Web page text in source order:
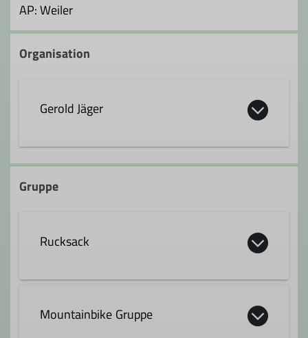
AP: Weiler
Organisation
Gerold Jäger
gerold.jaeger@dav-fn.de
Gruppe
Rucksack
irgendwo zwischen AlpinPlus und
Mountainbike Gruppe